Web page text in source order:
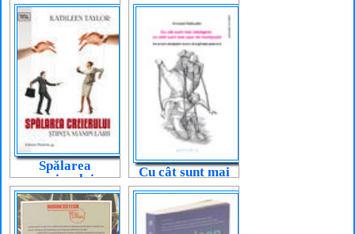
Spălarea
creierului
Cu cât sunt mai
inteligent, cu
atât sunt mai
ușor de
manipulat